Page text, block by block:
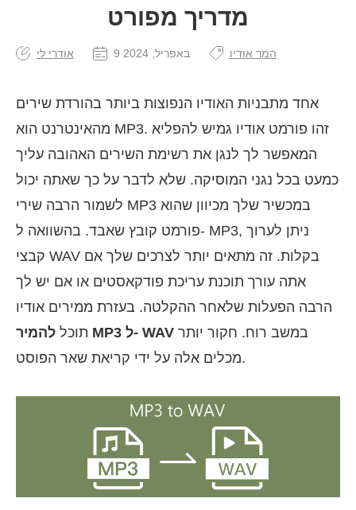
מדריך מפורט
אודרי לי 9 באפריל, 2024 המר אודיו
אחד מתבניות האודיו הנפוצות ביותר בהורדת שירים
מהאינטרנט הוא MP3. זהו פורמט אודיו גמיש להפליא
המאפשר לך לנגן את רשימת השירים האהובה עליך
כמעט בכל נגני המוסיקה. שלא לדבר על כך שאתה יכול
לשמור הרבה שירי MP3 במכשיר שלך מכיוון שהוא
פורמט קובץ שאבד. בהשוואה ל- MP3, ניתן לערוך
קבצי WAV בקלות. זה מתאים יותר לצרכים שלך אם
אתה עורך תוכנת עריכת פודקאסטים או אם יש לך
הרבה הפעלות שלאחר ההקלטה. בעזרת ממירים אודיו
תוכל
להמיר MP3 ל- WAV
מכלים אלה על ידי קריאת שאר הפוסט.